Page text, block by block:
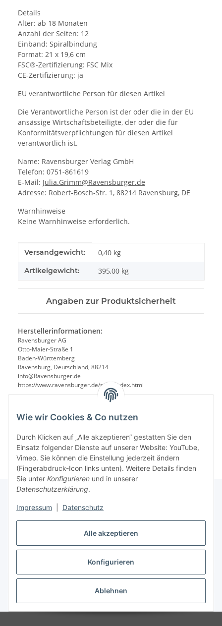
Alle akzeptieren
Konfigurieren
Ablehnen
Wie wir Cookies & Co nutzen
Durch Klicken auf „Alle akzeptieren“ gestatten Sie den
Einsatz folgender Dienste auf unserer Website: YouTube,
Vimeo. Sie können die Einstellung jederzeit ändern
(Fingerabdruck-Icon links unten). Weitere Details finden
Sie unter Konfigurieren und in unserer
Datenschutzerklärung.
Impressum Datenschutz
Details
Alter: ab 18 Monaten
Anzahl der Seiten: 12
Einband: Spiralbindung
Format: 21 x 19,6 cm
FSC®-Zertifizierung: FSC Mix
CE-Zertifizierung: ja
EU verantwortliche Person für diesen Artikel
Die Verantwortliche Person ist der oder die in der EU
ansässige Wirtschaftsbeteiligte, der oder die für
Konformitätsverpflichtungen für diesen Artikel
verantwortlich ist.
Name: Ravensburger Verlag GmbH
Telefon: 0751-861619
E-Mail: Julia.Grimm@Ravensburger.de
Adresse: Robert-Bosch-Str. 1, 88214 Ravensburg, DE
Warnhinweise
Keine Warnhinweise erforderlich.
Produkteigenschaft
Wert
Versandgewicht: 0,40 kg
Artikelgewicht: 395,00 kg
Angaben zur Produktsicherheit
Herstellerinformationen:
Ravensburger AG
Otto-Maier-Straße 1
Baden-Württemberg
Ravensburg, Deutschland, 88214
info@Ravensburger.de
https://www.ravensburger.de/start/index.html
Gesetzliche Informationen